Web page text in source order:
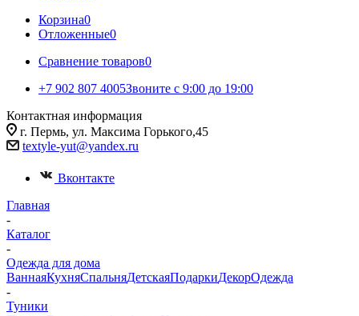
Корзина0
Отложенные0
Сравнение товаров0
+7 902 807 4005Звоните с 9:00 до 19:00
Контактная информация
г. Пермь, ул. Максима Горького,45
textyle-yut@yandex.ru
Вконтакте
Главная
-
Каталог
-
Одежда для дома
ВаннаяКухняСпальняДетскаяПодаркиДекорОдежда
-
Туники